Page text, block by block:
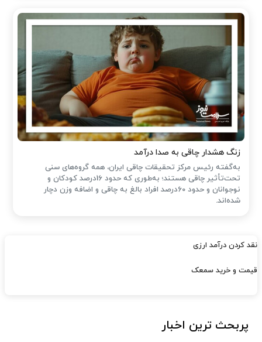
زنگ هشدار چاقی به صدا درآمد
به‌گفته رئیس مرکز تحقیقات چاقی ایران، همه گروه‌های سنی
تحت‌تأثیر چاقی هستند؛ به‌طوری که حدود 16درصد کودکان و
نوجوانان و حدود 60درصد افراد بالغ به چاقی و اضافه وزن دچار
شده‌اند.
نقد کردن درآمد ارزی
قیمت و خرید سمعک
پربحث ترین اخبار